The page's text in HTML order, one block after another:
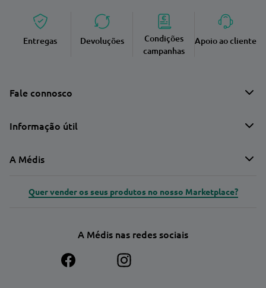
Entregas Devoluções
Condições
campanhas
Apoio ao cliente
Fale connosco
Informação útil
A Médis
Quer vender os seus produtos no nosso Marketplace?
A Médis nas redes sociais